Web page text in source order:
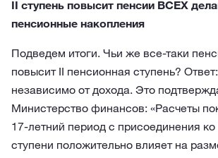
II ступень повысит пенсии ВСЕХ
пенсионные накопления
Подведем итоги. Чьи же все-таки
повысит II пенсионная ступень?
независимо от дохода. Это
Министерство финансов: «Расчеты
17-летний период с присоединения
ступени положительно влияет на